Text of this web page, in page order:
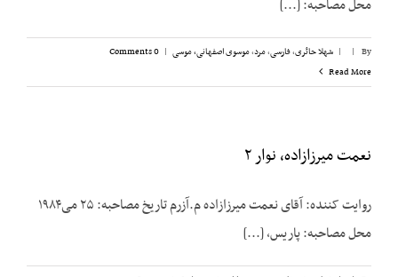
محل مصاحبه‌: [...]
By
|
| شهلا حائری,فارسی,مرد,موسوی اصفهانی، موسی |
0 Comments
Read More
نعمت میرزازاده، نوار ۲
روایت کننده: آقای نعمت میرزازاده م.آزرم تاریخ مصاحبه: ۲۵ می‌۱۹۸۴
محل مصاحبه: پاریس، [...]